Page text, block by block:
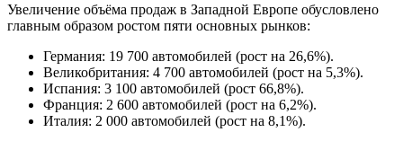
Увеличение объёма продаж в Западной Европе обусловлено
главным образом ростом пяти основных рынков:
Германия: 19 700 автомобилей (рост на 26,6%).
Великобритания: 4 700 автомобилей (рост на 5,3%).
Испания: 3 100 автомобилей (рост 66,8%).
Франция: 2 600 автомобилей (рост на 6,2%).
Италия: 2 000 автомобилей (рост на 8,1%).